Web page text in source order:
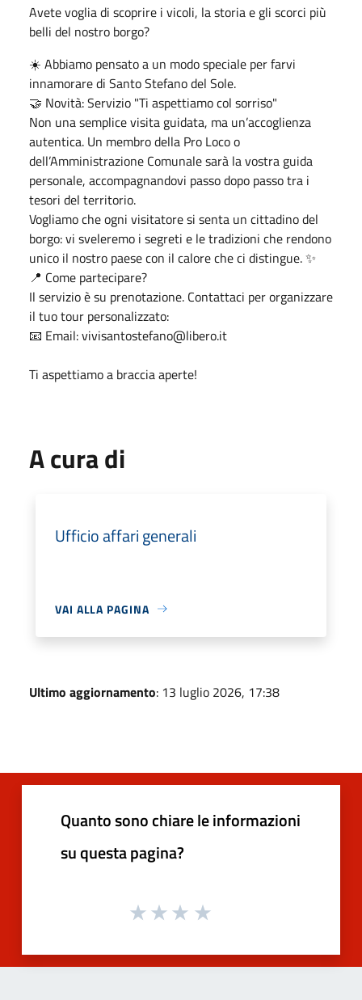
Avete voglia di scoprire i vicoli, la storia e gli scorci più
belli del nostro borgo?
☀️ Abbiamo pensato a un modo speciale per farvi
innamorare di Santo Stefano del Sole.
🤝 Novità: Servizio "Ti aspettiamo col sorriso"
Non una semplice visita guidata, ma un’accoglienza
autentica. Un membro della Pro Loco o
dell’Amministrazione Comunale sarà la vostra guida
personale, accompagnandovi passo dopo passo tra i
tesori del territorio.
Vogliamo che ogni visitatore si senta un cittadino del
borgo: vi sveleremo i segreti e le tradizioni che rendono
unico il nostro paese con il calore che ci distingue. ✨
📍 Come partecipare?
Il servizio è su prenotazione. Contattaci per organizzare
il tuo tour personalizzato:
📧 Email: vivisantostefano@libero.it
Ti aspettiamo a braccia aperte!
A cura di
Ufficio affari generali
VAI ALLA PAGINA
Ultimo aggiornamento: 13 luglio 2026, 17:38
Quanto sono chiare le informazioni
su questa pagina?